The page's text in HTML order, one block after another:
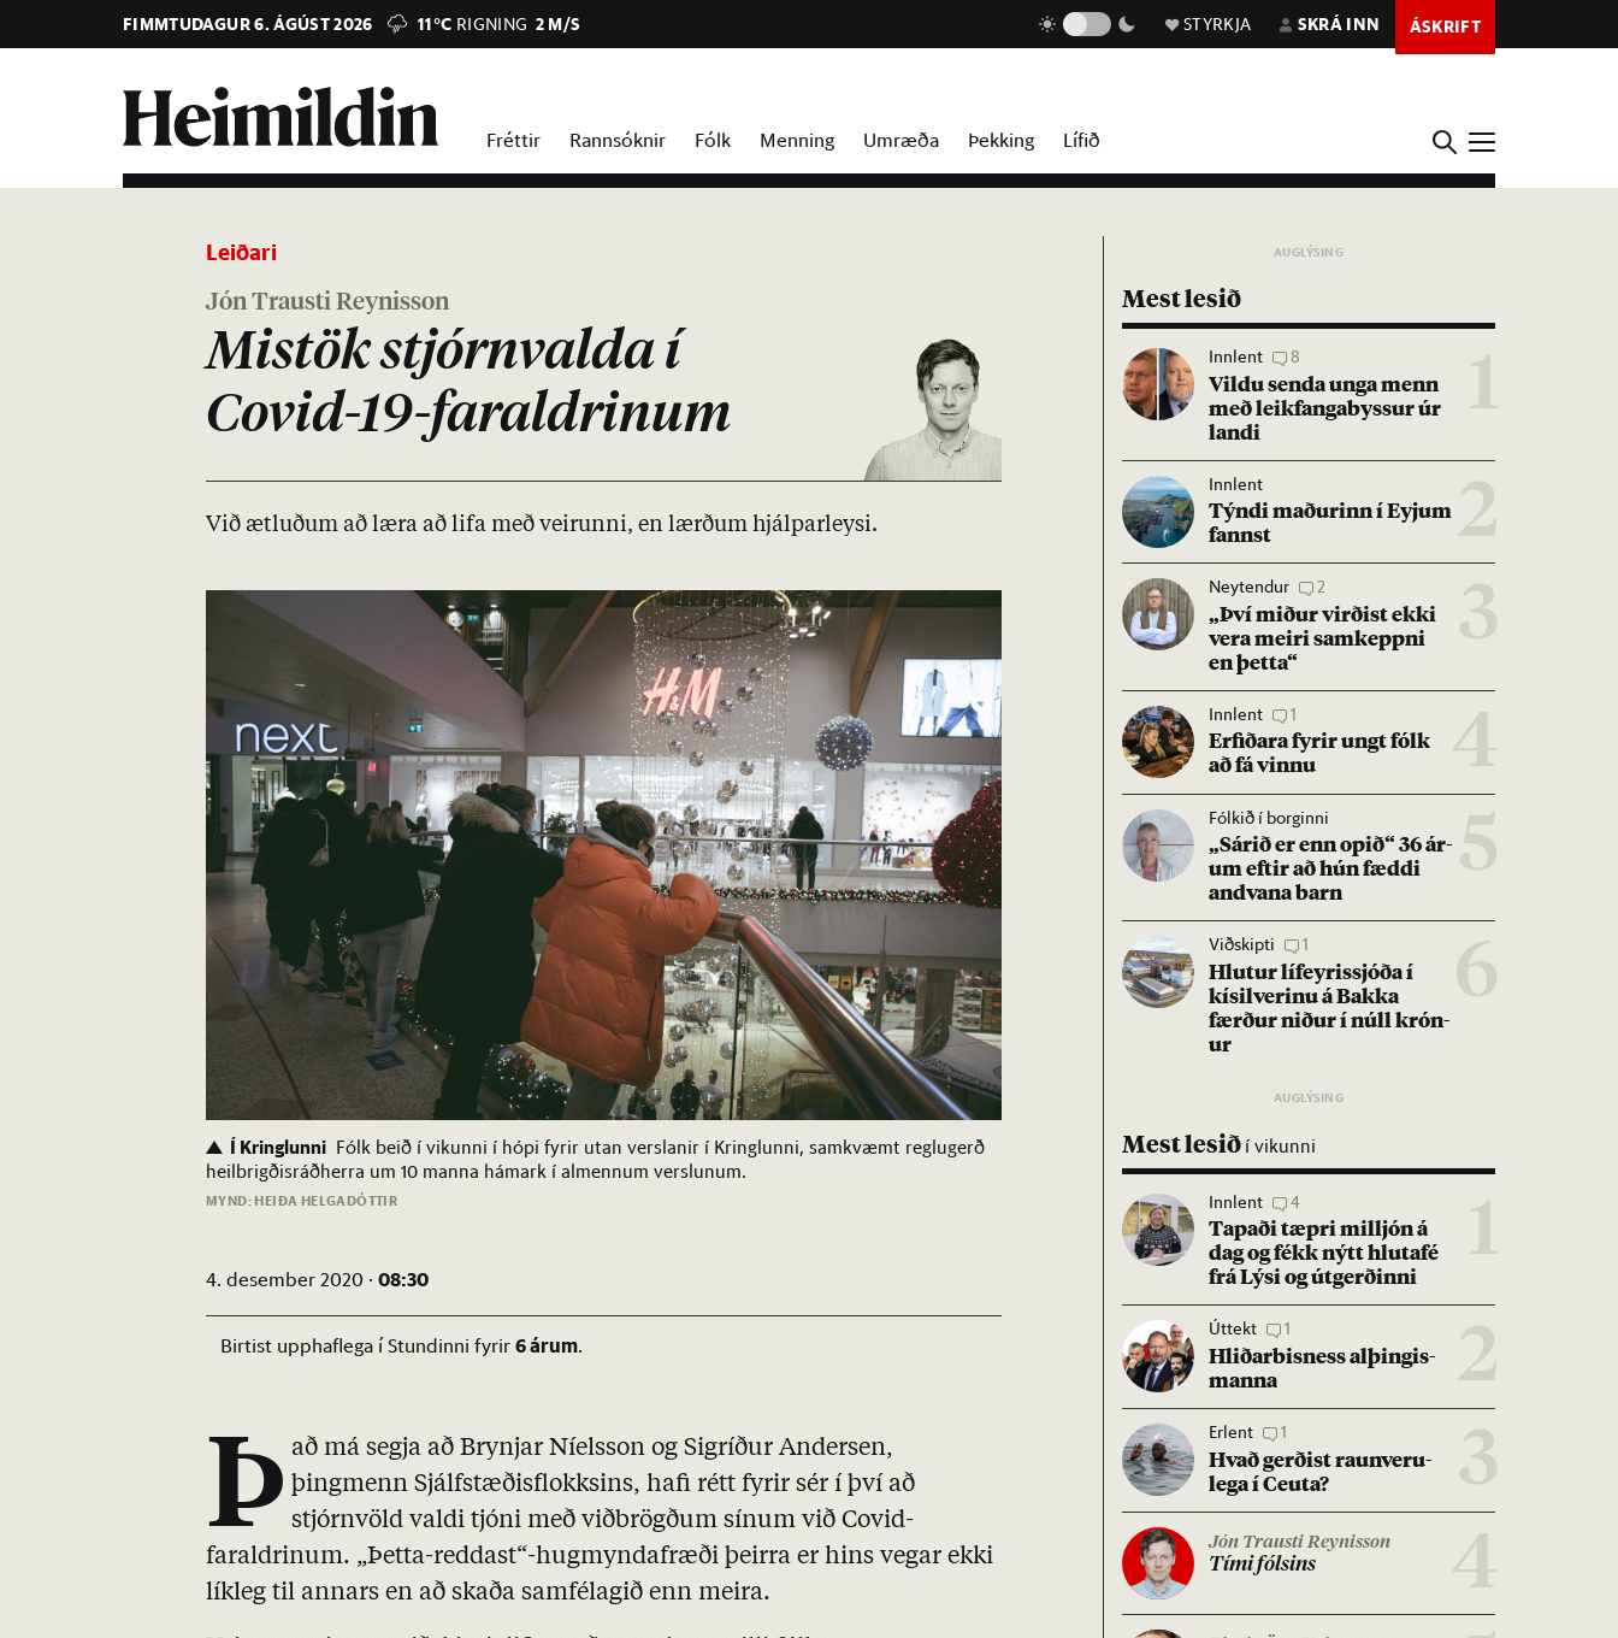
FIMMTUDAGUR 6. ÁGÚST 2026 11°C RIGNING 2 M/S STYRKJA SKRÁ INN ÁSKRIFT
Fréttir Rannsóknir Fólk Menning Umræða Þekking Lífið
Leiðari
Jón Trausti Reynisson
Mistök stjórnvalda í
Covid-19-faraldrinum
Við ætl­uð­um að læra að lifa með veirunni, en lærð­um hjálp­ar­leysi.
Í Kringlunni Fólk beið í vikunni í hópi fyrir utan verslanir í Kringlunni, samkvæmt reglugerð
heilbrigðisráðherra um 10 manna hámark í almennum verslunum.
MYND: HEIÐA HELGADÓTTIR
4. desember 2020 ·08:30
Birtist upphaflega í Stundinni fyrir6 árum.
Þ að má segja að Brynjar Níelsson og Sigríður Andersen,
þingmenn Sjálfstæðisflokksins, hafi rétt fyrir sér í því að
stjórnvöld valdi tjóni með viðbrögðum sínum við Covid-
faraldrinum. „Þetta-reddast“-hugmyndafræði þeirra er hins vegar ekki
líkleg til annars en að skaða samfélagið enn meira.
Mest lesið
1
Innlent 8
Vildu senda unga menn
með leik­fanga­byss­ur úr
landi
2
Innlent
Týndi mað­ur­inn í Eyj­um
fannst
3
Neytendur 2
„Því mið­ur virð­ist ekki
vera meiri sam­keppni
en þetta“
4
Innlent 1
Erf­ið­ara fyr­ir ungt fólk
að fá vinnu
5
Fólkið í borginni
„Sár­ið er enn op­ið“ 36 ár­
um eft­ir að hún fæddi
and­vana barn
6
Viðskipti 1
Hlut­ur líf­eyr­is­sjóða í
kís­il­ver­inu á Bakka
færð­ur nið­ur í núll krón­
ur
Mest lesið í vikunni
1
Innlent 4
Tap­aði tæpri millj­ón á
dag og fékk nýtt hluta­fé
frá Lýsi og út­gerð­inni
2
Úttekt 1
Hlið­ar­bis­ness al­þing­is­
manna
3
Erlent 1
Hvað gerð­ist raun­veru­
lega í Ceuta?
4
Jón Trausti Reynisson
Tími fóls­ins